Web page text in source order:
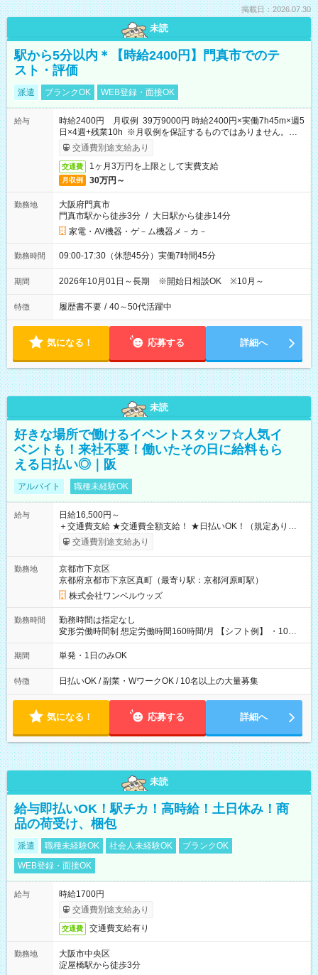
掲載日：2026.07.30
未読
駅から5分以内＊【時給2400円】門真市でのテ
スト・評価
派遣 ブランクOK WEB登録・面接OK
給与
時給2400円 月収例 39万9000円 時給2400円×実働7h45m×週5
日×4週+残業10h ※月収例を保証するものではありません。※給
与即受取りサービス利用可（利用条件有）
交通費別途支給あり
交通費 1ヶ月3万円を上限として実費支給
月収例 30万円～
勤務地
大阪府門真市
門真市駅から徒歩3分 / 大日駅から徒歩14分
家電・AV機器・ゲ－ム機器メ－カ－
勤務時間 09:00-17:30（休憩45分）実働7時間45分
期間 2026年10月01日～長期 ※開始日相談OK ※10月～
特徴 履歴書不要 / 40～50代活躍中
気になる！ 応募する 詳細へ
未読
好きな場所で働けるイベントスタッフ☆人気イ
ベントも！来社不要！働いたその日に給料もら
える日払い◎｜阪
アルバイト 職種未経験OK
給与
日給16,500円～
＋交通費支給 ★交通費全額支給！ ★日払いOK！（規定あり） ┗
働いたその日に現金GET♪ お仕事後はコンビニATMから 日払
交通費別途支給あり
勤務地
京都市下京区
京都府京都市下京区真町（最寄り駅：京都河原町駅）
株式会社ワンベルウッズ
勤務時間
勤務時間は指定なし
変形労働時間制 想定労働時間160時間/月 【シフト例】 ・10：
00～20：00
期間 単発・1日のみOK
特徴 日払いOK / 副業・WワークOK / 10名以上の大量募集
気になる！ 応募する 詳細へ
未読
給与即払いOK！駅チカ！高時給！土日休み！商
品の荷受け、梱包
派遣 職種未経験OK 社会人未経験OK
ブランクOK
WEB登録・面接OK
給与
時給1700円
交通費別途支給あり
交通費 交通費支給有り
勤務地
大阪市中央区
淀屋橋駅から徒歩3分